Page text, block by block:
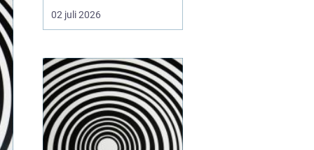
och smärta har blivit för
mycket, eller behovet av
sig starkare än
vardagens tempo.
Samtidigt kan utbudet
kän...
02 juli 2026